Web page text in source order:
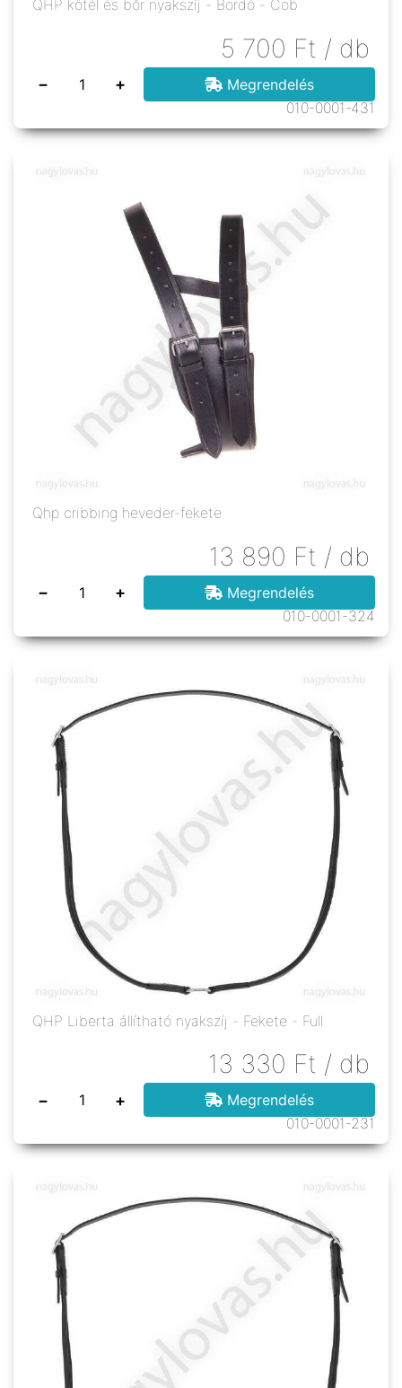
QHP kötél és bőr nyakszíj - Bordó - Cob
5 700 Ft / db
− +
Megrendelés
010-0001-431
Qhp cribbing heveder-fekete
13 890 Ft / db
− +
Megrendelés
010-0001-324
QHP Liberta állítható nyakszíj - Fekete - Full
13 330 Ft / db
− +
Megrendelés
010-0001-231